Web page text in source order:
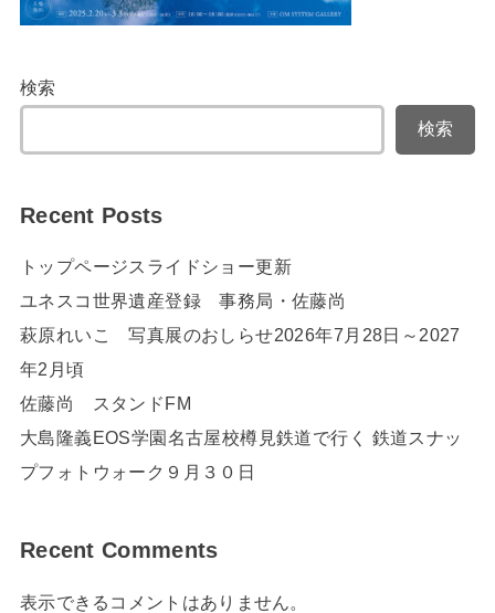
検索
検索
Recent Posts
トップページスライドショー更新
ユネスコ世界遺産登録 事務局・佐藤尚
萩原れいこ 写真展のおしらせ2026年7月28日～2027
年2月頃
佐藤尚 スタンドFM
大島隆義EOS学園名古屋校樽見鉄道で行く 鉄道スナッ
プフォトウォーク９月３０日
Recent Comments
表示できるコメントはありません。